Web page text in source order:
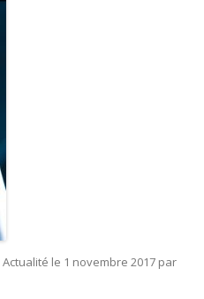
Actualité le 1 novembre 2017 par